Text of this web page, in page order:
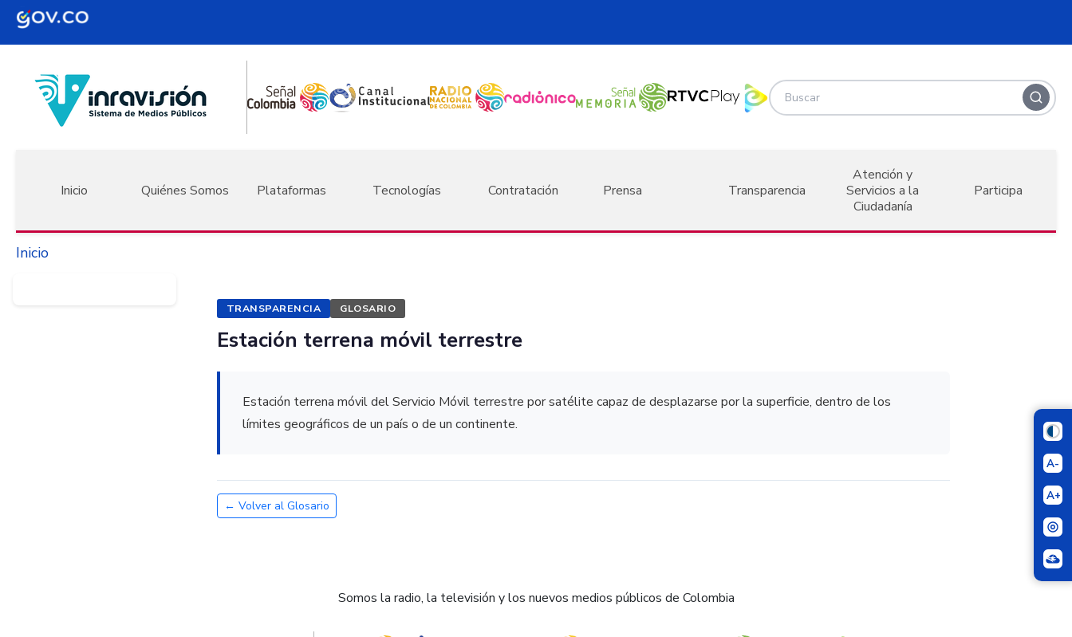
Pasar al contenido principal
Inicio Quiénes Somos Plataformas Tecnologías Contratación Prensa Transparencia
Atención y
Servicios a la
Ciudadanía
Participa
A-
A+
Inicio
TRANSPARENCIA GLOSARIO
Estación terrena móvil terrestre
Estación terrena móvil del Servicio Móvil terrestre por satélite capaz de desplazarse por la superficie, dentro de los
límites geográficos de un país o de un continente.
← Volver al Glosario
Somos la radio, la televisión y los nuevos medios públicos de Colombia